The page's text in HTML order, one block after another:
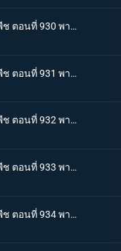
One piece วันพีช ตอนที่ 930 พากย์ไทย หัวหน้าใหญ่! ควีนแห่งหายนะปรากฏตัว!
One piece วันพีช ตอนที่ 931 พากย์ไทย ปีนขึ้นไป ลูฟี่และการหนีตายที่เดิมพันด้วยชีวิต!
One piece วันพีช ตอนที่ 932 พากย์ไทย อยู่หรือตาย ศึกซูโม่อินเฟอร์โนของควีน
One piece วันพีช ตอนที่ 933 พากย์ไทย กิวคิมารุ! ศึกตัดสินของโซโลบนสะพานโออิฮางิ
One piece วันพีช ตอนที่ 934 พากย์ไทย สถานะการณ์พลิกผัน! วิชาสามดาบข้ามเงื้อมมือมัจจุราช!